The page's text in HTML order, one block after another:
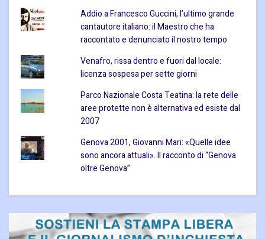
Addio a Francesco Guccini, l’ultimo grande
cantautore italiano: il Maestro che ha
raccontato e denunciato il nostro tempo
Venafro, rissa dentro e fuori dal locale:
licenza sospesa per sette giorni
Parco Nazionale Costa Teatina: la rete delle
aree protette non è alternativa ed esiste dal
2007
Genova 2001, Giovanni Mari: «Quelle idee
sono ancora attuali». Il racconto di “Genova
oltre Genova”